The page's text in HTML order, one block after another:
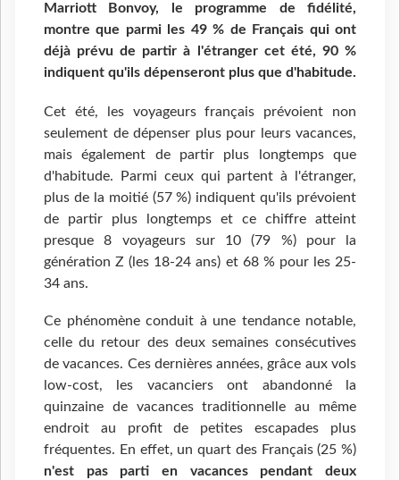
Marriott Bonvoy, le programme de fidélité,
montre que parmi les 49 % de Français qui ont
déjà prévu de partir à l'étranger cet été, 90 %
indiquent qu'ils dépenseront plus que d'habitude.
Cet été, les voyageurs français prévoient non
seulement de dépenser plus pour leurs vacances,
mais également de partir plus longtemps que
d'habitude. Parmi ceux qui partent à l'étranger,
plus de la moitié (57 %) indiquent qu'ils prévoient
de partir plus longtemps et ce chiffre atteint
presque 8 voyageurs sur 10 (79 %) pour la
génération Z (les 18-24 ans) et 68 % pour les 25-
34 ans.
Ce phénomène conduit à une tendance notable,
celle du retour des deux semaines consécutives
de vacances. Ces dernières années, grâce aux vols
low-cost, les vacanciers ont abandonné la
quinzaine de vacances traditionnelle au même
endroit au profit de petites escapades plus
fréquentes. En effet, un quart des Français (25 %)
n'est pas parti en vacances pendant deux